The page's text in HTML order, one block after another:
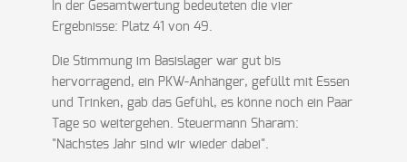
In der Gesamtwertung bedeuteten die vier
Ergebnisse: Platz 41 von 49.
Die Stimmung im Basislager war gut bis
hervorragend, ein PKW-Anhänger, gefüllt mit Essen
und Trinken, gab das Gefühl, es könne noch ein Paar
Tage so weitergehen. Steuermann Sharam:
"Nächstes Jahr sind wir wieder dabei".